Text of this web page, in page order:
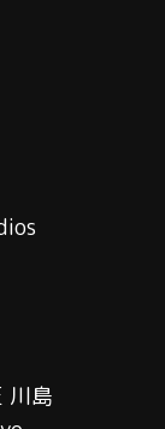
川島